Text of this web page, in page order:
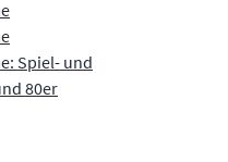
Spiel- und
80er